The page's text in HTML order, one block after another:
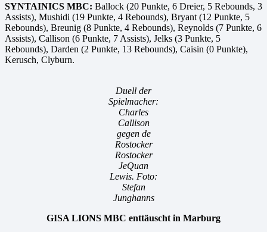
SYNTAINICS MBC: Ballock (20 Punkte, 6 Dreier, 5 Rebounds, 3
Assists), Mushidi (19 Punkte, 4 Rebounds), Bryant (12 Punkte, 5
Rebounds), Breunig (8 Punkte, 4 Rebounds), Reynolds (7 Punkte, 6
Assists), Callison (6 Punkte, 7 Assists), Jelks (3 Punkte, 5
Rebounds), Darden (2 Punkte, 13 Rebounds), Caisin (0 Punkte),
Kerusch, Clyburn.
Duell der
Spielmacher:
Charles
Callison
gegen de
Rostocker
Rostocker
JeQuan
Lewis. Foto:
Stefan
Junghanns
GISA LIONS MBC enttäuscht in Marburg